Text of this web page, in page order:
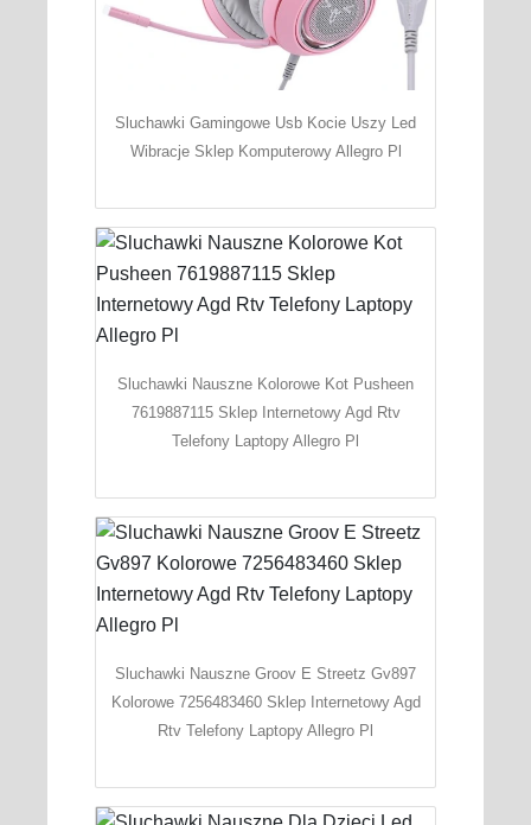
Sluchawki Gamingowe Usb Kocie Uszy Led
Wibracje Sklep Komputerowy Allegro Pl
Sluchawki Nauszne Kolorowe Kot Pusheen
7619887115 Sklep Internetowy Agd Rtv
Telefony Laptopy Allegro Pl
Sluchawki Nauszne Groov E Streetz Gv897
Kolorowe 7256483460 Sklep Internetowy Agd
Rtv Telefony Laptopy Allegro Pl